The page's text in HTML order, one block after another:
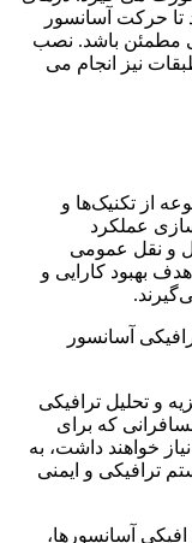
حرکت آسانسور
مطمئن باشد. نصب
نیز انجام می
از تکنیک‌ها و
عملکرد
و نقل عمومی
بهبود کارایی و
آسانسور
و تحلیل ترافیکی
که برای
خواهند داشت، به
ترافیکی و ایمنی
آسانسورها،